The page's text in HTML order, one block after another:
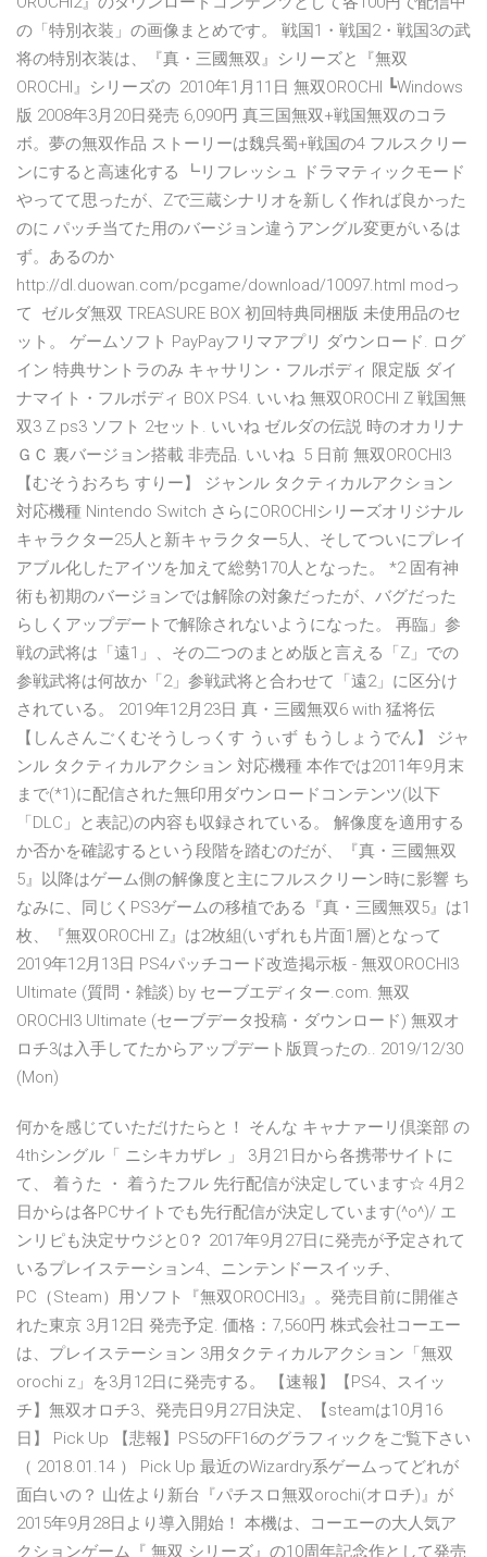
の「特別衣装」の画像まとめです。 戦国1・戦国2・戦国3の武
将の特別衣装は、『真・三國無双』シリーズと『無双
OROCHI』シリーズの 2010年1月11日 無双OROCHI ┗Windows
版 2008年3月20日発売 6,090円 真三国無双+戦国無双のコラ
ボ。夢の無双作品 ストーリーは魏呉蜀+戦国の4 フルスクリー
ンにすると高速化する ┗リフレッシュ ドラマティックモード
やってて思ったが、Zで三蔵シナリオを新しく作れば良かった
のに パッチ当てた用のバージョン違うアングル変更がいるは
ず。あるのか
http://dl.duowan.com/pcgame/download/10097.html modっ
て ゼルダ無双 TREASURE BOX 初回特典同梱版 未使用品のセ
ット。 ゲームソフト PayPayフリマアプリ ダウンロード. ログ
イン 特典サントラのみ キャサリン・フルボディ 限定版 ダイ
ナマイト・フルボディ BOX PS4. いいね 無双OROCHI Z 戦国無
双3 Z ps3 ソフト 2セット. いいね ゼルダの伝説 時のオカリナ
ＧＣ 裏バージョン搭載 非売品. いいね 5 日前 無双OROCHI3
【むそうおろち すりー】 ジャンル タクティカルアクション
対応機種 Nintendo Switch さらにOROCHIシリーズオリジナル
キャラクター25人と新キャラクター5人、そしてついにプレイ
アブル化したアイツを加えて総勢170人となった。 *2 固有神
術も初期のバージョンでは解除の対象だったが、バグだった
らしくアップデートで解除されないようになった。 再臨」参
戦の武将は「遠1」、その二つのまとめ版と言える「Z」での
参戦武将は何故か「2」参戦武将と合わせて「遠2」に区分け
されている。 2019年12月23日 真・三國無双6 with 猛将伝
【しんさんごくむそうしっくす うぃず もうしょうでん】 ジャ
ンル タクティカルアクション 対応機種 本作では2011年9月末
まで(*1)に配信された無印用ダウンロードコンテンツ(以下
「DLC」と表記)の内容も収録されている。 解像度を適用する
か否かを確認するという段階を踏むのだが、『真・三國無双
5』以降はゲーム側の解像度と主にフルスクリーン時に影響 ち
なみに、同じくPS3ゲームの移植である『真・三國無双5』は1
枚、『無双OROCHI Z』は2枚組(いずれも片面1層)となって
2019年12月13日 PS4パッチコード改造掲示板 - 無双OROCHI3
Ultimate (質問・雑談) by セーブエディター.com. 無双
OROCHI3 Ultimate (セーブデータ投稿・ダウンロード) 無双オ
ロチ3は入手してたからアップデート版買ったの.. 2019/12/30
(Mon)
何かを感じていただけたらと！ そんな キャナァーリ倶楽部 の
4thシングル「 ニシキカザレ 」 3月21日から各携帯サイトに
て、 着うた ・ 着うたフル 先行配信が決定しています☆ 4月2
日からは各PCサイトでも先行配信が決定しています(^o^)/ エ
ンリピも決定サウジと0？ 2017年9月27日に発売が予定されて
いるプレイステーション4、ニンテンドースイッチ、
PC（Steam）用ソフト『無双OROCHI3』。発売目前に開催さ
れた東京 3月12日 発売予定. 価格：7,560円 株式会社コーエー
は、プレイステーション 3用タクティカルアクション「無双
orochi z」を3月12日に発売する。 【速報】【PS4、スイッ
チ】無双オロチ3、発売日9月27日決定、【steamは10月16
日】 Pick Up 【悲報】PS5のFF16のグラフィックをご覧下さい
（ 2018.01.14 ） Pick Up 最近のWizardry系ゲームってどれが
面白いの？ 山佐より新台『パチスロ無双orochi(オロチ)』が
2015年9月28日より導入開始！ 本機は、コーエーの大人気ア
クションゲーム『 無双 シリーズ』の10周年記念作として発売